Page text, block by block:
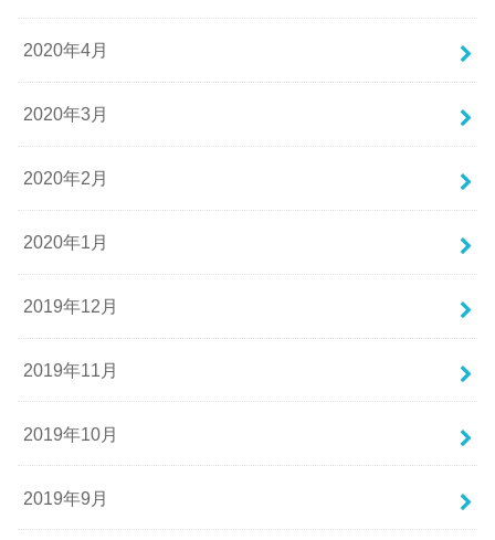
2020年4月
2020年3月
2020年2月
2020年1月
2019年12月
2019年11月
2019年10月
2019年9月